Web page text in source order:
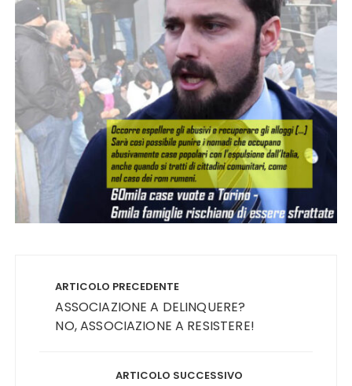
articoliARTICOLO PRECEDENTE
ASSOCIAZIONE A DELINQUERE?
NO, ASSOCIAZIONE A RESISTERE!
ARTICOLO SUCCESSIVO